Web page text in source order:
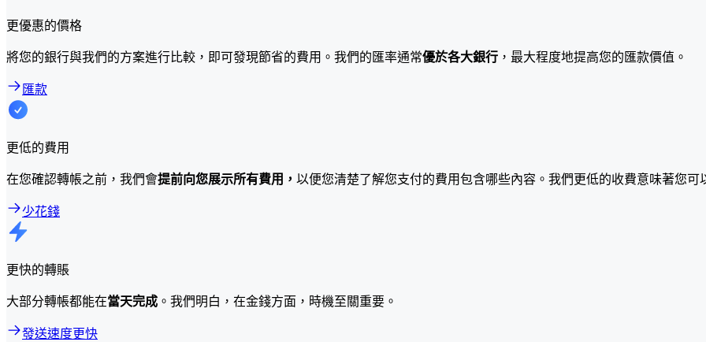
更優惠的價格
將您的銀行與我們的方案進行比較，即可發現節省的費用。我們的匯率通常優於各大銀行 ，最大程度地提高您的匯款價值。
匯款
更低的費用
在您確認轉帳之前，我們會提前向您展示所有費用， 以便您清楚了解您支付的費用包含哪些內容。我們更低的收費意味著您可
少花錢
更快的轉賬
大部分轉帳都能在當天完成 。我們明白，在金錢方面，時機至關重要。
發送速度更快